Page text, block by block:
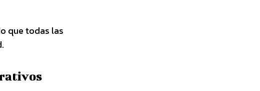
que todas las